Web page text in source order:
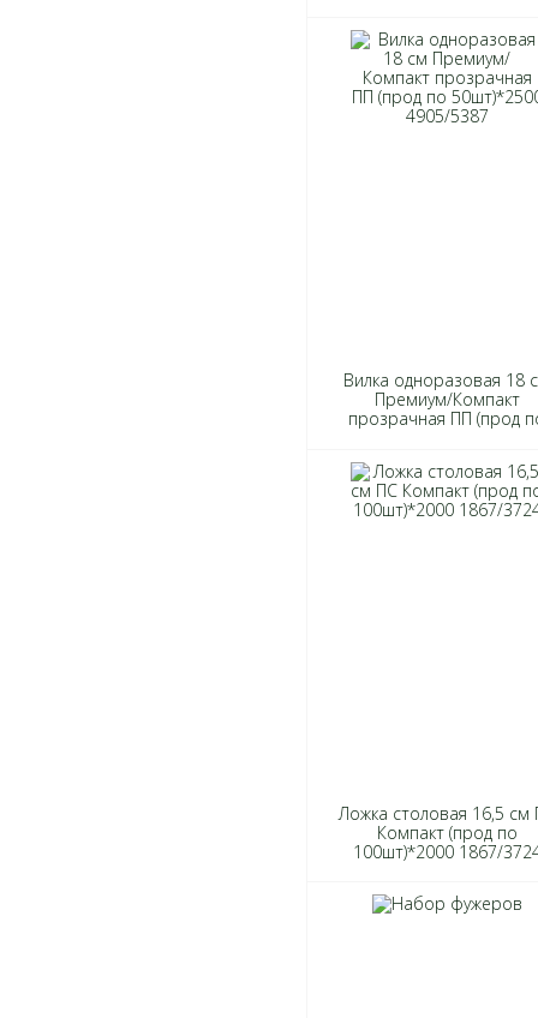
Вилка одноразовая 18
Премиум/Компакт
прозрачная ПП (прод
Ложка столовая 16,5 см
Компакт (прод по
100шт)*2000 1867/